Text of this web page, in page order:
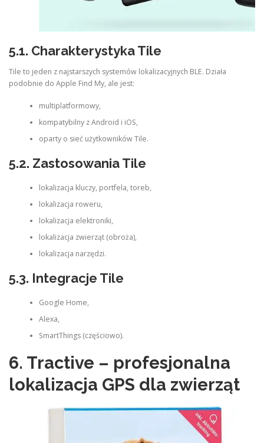
5.1. Charakterystyka Tile
Tile to jeden z najstarszych systemów lokalizacyjnych BLE. Działa
podobnie do Apple Find My, ale jest:
multiplatformowy,
kompatybilny z Android i iOS,
oparty o sieć użytkowników Tile.
5.2. Zastosowania Tile
lokalizacja kluczy, portfela, toreb,
lokalizacja roweru,
lokalizacja elektroniki,
lokalizacja zwierząt (obroża),
lokalizacja narzędzi.
5.3. Integracje Tile
Google Home,
Alexa,
SmartThings (częściowo).
6. Tractive – profesjonalna
lokalizacja GPS dla zwierząt